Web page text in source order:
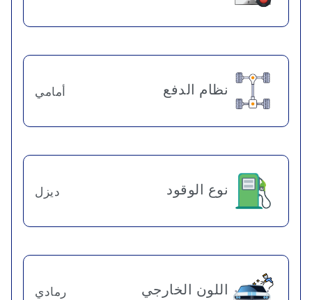
نظام الدفع أمامي
نوع الوقود ديزل
اللون الخارجي رمادي